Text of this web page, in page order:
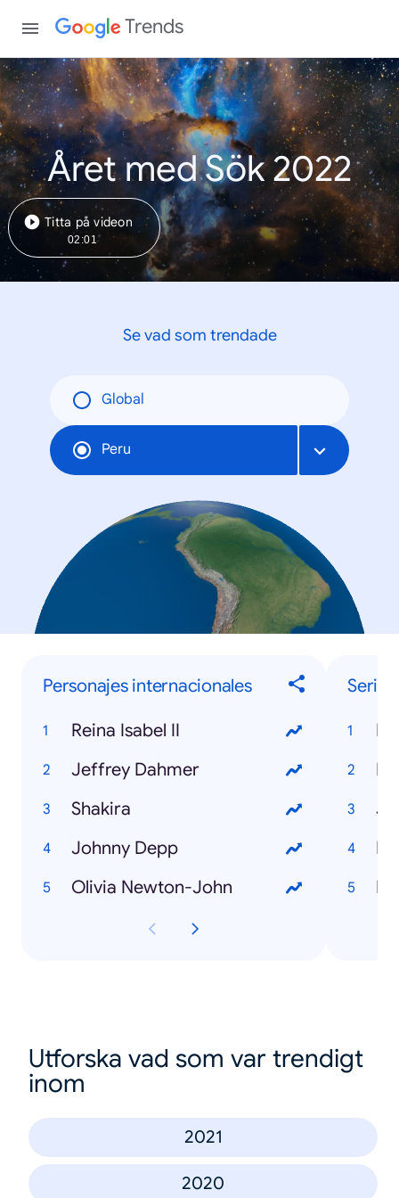
Trends
Året med Sök 2022
Titta på videon
02:01
Se vad som trendade
Global
Peru
Personajes internacionales
Reina Isabel II
Jeffrey Dahmer
Shakira
Johnny Depp
Olivia Newton-John
Utforska vad som var trendigt
inom
2021
2020